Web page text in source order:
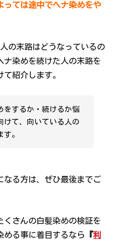
っては途中でヘナ染めをや
の末路はどうなっているの
ナ染めを続けた人の末路を
紹介します。
をするか・続けるか悩
けて、向いている人の
。
なる方は、ぜひ最後までご
くさんの白髪染めの検証を
める事に着目するなら 『利